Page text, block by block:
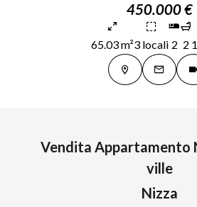
450.000 €
65.03 m²3 locali 2 2
Vendita Appartamento
ville
Nizza